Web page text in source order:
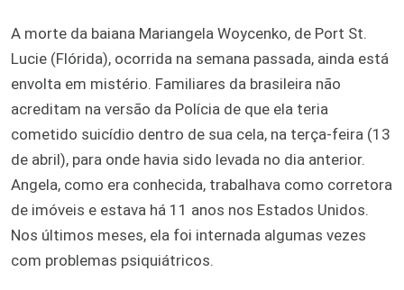
A morte da baiana Mariangela Woycenko, de Port St.
Lucie (Flórida), ocorrida na semana passada, ainda está
envolta em mistério. Familiares da brasileira não
acreditam na versão da Polícia de que ela teria
cometido suicídio dentro de sua cela, na terça-feira (13
de abril), para onde havia sido levada no dia anterior.
Angela, como era conhecida, trabalhava como corretora
de imóveis e estava há 11 anos nos Estados Unidos.
Nos últimos meses, ela foi internada algumas vezes
com problemas psiquiátricos.